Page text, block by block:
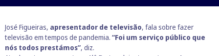
José Figueiras, apresentador de televisão, fala sobre fazer
televisão em tempos de pandemia. “Foi um serviço público que
nós todos prestámos”, diz.